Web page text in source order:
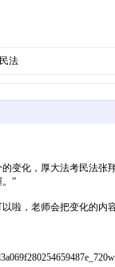
法
变化，厚大法考民法
”
啦，老师会把变化的内